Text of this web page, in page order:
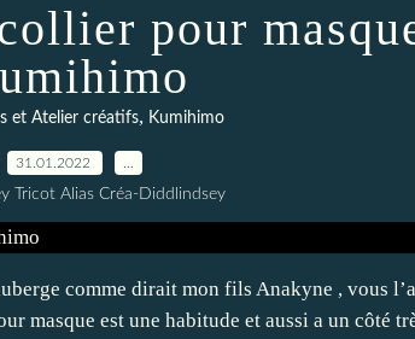
pour
et Atelier créatifs, Kumihimo
31.01.2022
Tricot Alias Créa-Diddlindsey
comme dirait mon fils Anakyne , vous
masque est une habitude et aussi a un côté